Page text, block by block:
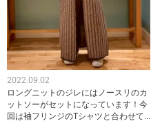
2022.09.02
ロングニットのジレにはノースリのカ
ットソーがセットになっています！今
回は袖フリンジのTシャツと合わせて...